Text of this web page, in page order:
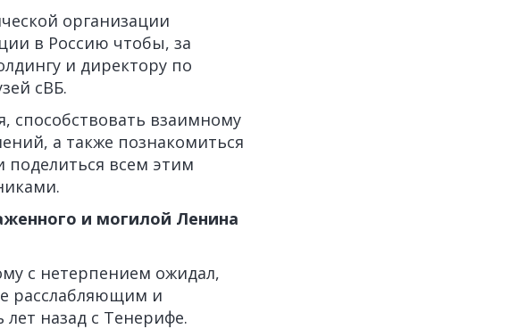
организации
в Россию чтобы, за
и директору по
сВБ.
способствовать взаимному
а также познакомиться
поделиться всем этим
и могилой Ленина
с нетерпением ожидал,
расслабляющим и
назад с Тенерифе.